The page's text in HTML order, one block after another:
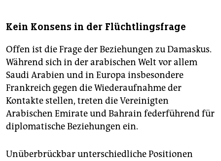
Kein Konsens in der Flüchtlingsfrage
Offen ist die Frage der Beziehungen zu Damaskus.
Während sich in der arabischen Welt vor allem
Saudi Arabien und in Europa insbesondere
Frankreich gegen die Wiederaufnahme der
Kontakte stellen, treten die Vereinigten
Arabischen Emirate und Bahrain federführend für
diplomatische Beziehungen ein.
Unüberbrückbar unterschiedliche Positionen